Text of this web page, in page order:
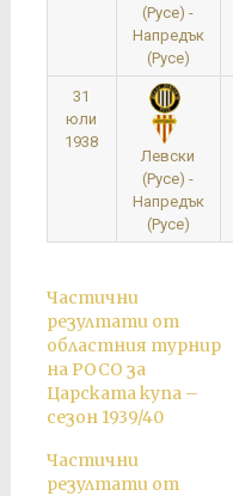
(Русе) -
Напредък
(Русе)
31
юли
1938
Левски
(Русе) -
Напредък
(Русе)
Частични
резултати от
областния турнир
на РОСО за
Царската купа –
сезон 1939/40
Частични
резултати от